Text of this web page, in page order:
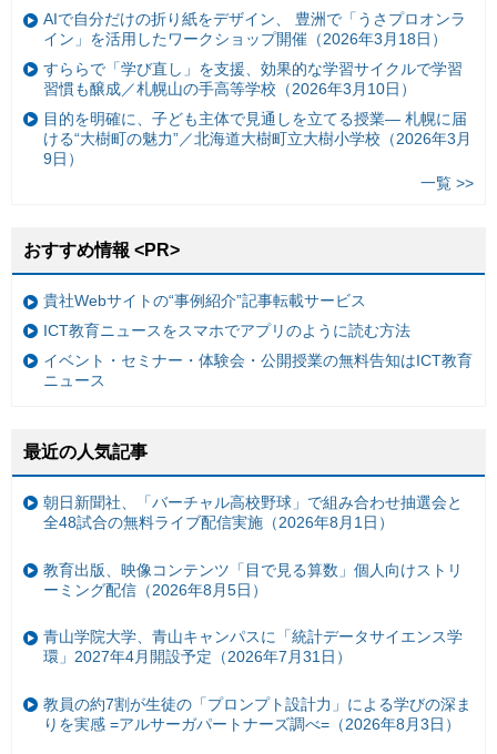
AIで自分だけの折り紙をデザイン、 豊洲で「うさプロオンラ
イン」を活用したワークショップ開催（2026年3月18日）
すららで「学び直し」を支援、効果的な学習サイクルで学習
習慣も醸成／札幌山の手高等学校（2026年3月10日）
目的を明確に、子ども主体で見通しを立てる授業— 札幌に届
ける“大樹町の魅力”／北海道大樹町立大樹小学校（2026年3月
9日）
一覧 >>
おすすめ情報 <PR>
貴社Webサイトの“事例紹介”記事転載サービス
ICT教育ニュースをスマホでアプリのように読む方法
イベント・セミナー・体験会・公開授業の無料告知はICT教育
ニュース
最近の人気記事
朝日新聞社、「バーチャル高校野球」で組み合わせ抽選会と
全48試合の無料ライブ配信実施（2026年8月1日）
教育出版、映像コンテンツ「目で見る算数」個人向けストリ
ーミング配信（2026年8月5日）
青山学院大学、青山キャンパスに「統計データサイエンス学
環」2027年4月開設予定（2026年7月31日）
教員の約7割が生徒の「プロンプト設計力」による学びの深ま
りを実感 =アルサーガパートナーズ調べ=（2026年8月3日）